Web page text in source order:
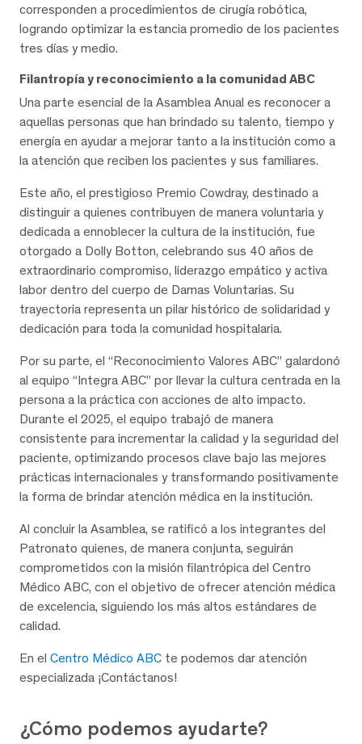
corresponden a procedimientos de cirugía robótica,
logrando optimizar la estancia promedio de los pacientes
tres días y medio.
Filantropía y reconocimiento a la comunidad ABC
Una parte esencial de la Asamblea Anual es reconocer a
aquellas personas que han brindado su talento, tiempo y
energía en ayudar a mejorar tanto a la institución como a
la atención que reciben los pacientes y sus familiares.
Este año, el prestigioso Premio Cowdray, destinado a
distinguir a quienes contribuyen de manera voluntaria y
dedicada a ennoblecer la cultura de la institución, fue
otorgado a Dolly Botton, celebrando sus 40 años de
extraordinario compromiso, liderazgo empático y activa
labor dentro del cuerpo de Damas Voluntarias. Su
trayectoria representa un pilar histórico de solidaridad y
dedicación para toda la comunidad hospitalaria.
Por su parte, el “Reconocimiento Valores ABC” galardonó
al equipo “Integra ABC” por llevar la cultura centrada en la
persona a la práctica con acciones de alto impacto.
Durante el 2025, el equipo trabajó de manera
consistente para incrementar la calidad y la seguridad del
paciente, optimizando procesos clave bajo las mejores
prácticas internacionales y transformando positivamente
la forma de brindar atención médica en la institución.
Al concluir la Asamblea, se ratificó a los integrantes del
Patronato quienes, de manera conjunta, seguirán
comprometidos con la misión filantrópica del Centro
Médico ABC, con el objetivo de ofrecer atención médica
de excelencia, siguiendo los más altos estándares de
calidad.
En el Centro Médico ABC te podemos dar atención
especializada ¡Contáctanos!
¿Cómo podemos ayudarte?